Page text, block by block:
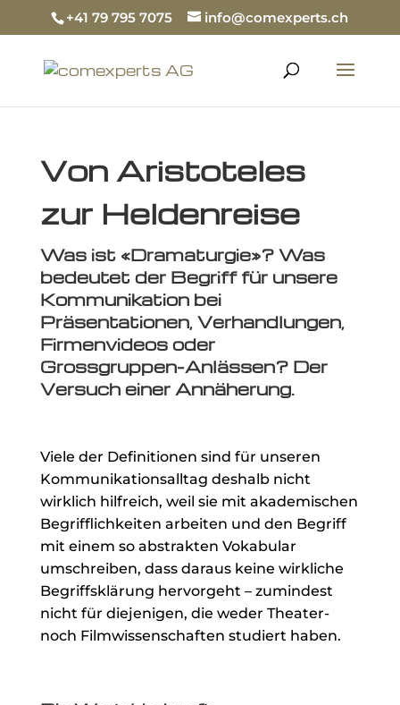
+41 79 795 7075 info@comexperts.ch
Von Aristoteles
zur Heldenreise
Was ist «Dramaturgie»? Was
bedeutet der Begriff für unsere
Kommunikation bei
Präsentationen, Verhandlungen,
Firmenvideos oder
Grossgruppen-Anlässen? Der
Versuch einer Annäherung.
Viele der Definitionen sind für unseren
Kommunikationsalltag deshalb nicht
wirklich hilfreich, weil sie mit akademischen
Begrifflichkeiten arbeiten und den Begriff
mit einem so abstrakten Vokabular
umschreiben, dass daraus keine wirkliche
Begriffsklärung hervorgeht – zumindest
nicht für diejenigen, die weder Theater-
noch Filmwissenschaften studiert haben.